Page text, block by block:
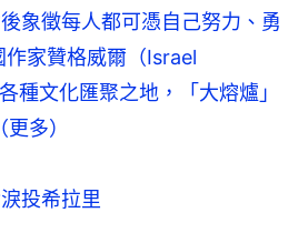
象徵每人都可憑自己努力、勇
家贊格威爾（Israel
種文化匯聚之地，「大熔爐」
多）
投希拉里